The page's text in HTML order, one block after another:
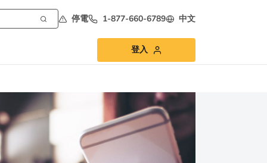
停電 1-877-660-6789 中文
登入